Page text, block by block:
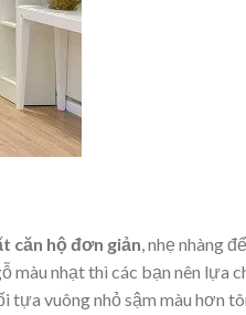
căn hộ đơn giản, nhẹ nhàng để
màu nhạt thì các bạn nên lựa
tựa vuông nhỏ sậm màu hơn